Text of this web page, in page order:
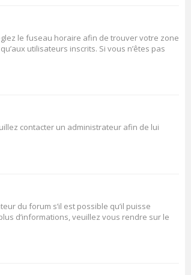
le fuseau horaire afin de trouver votre zone
utilisateurs inscrits. Si vous n’êtes pas
contacter un administrateur afin de lui
du forum s’il est possible qu’il puisse
d’informations, veuillez vous rendre sur le